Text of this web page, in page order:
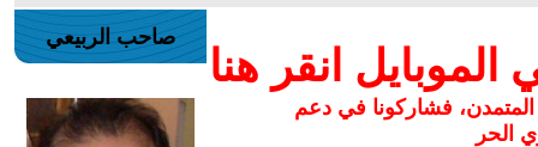
انقر هنا
المتمدن، فشاركونا في دعم
الحر
صاحب الربيعي